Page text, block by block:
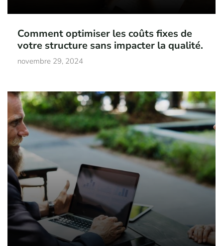
Comment optimiser les coûts fixes de
votre structure sans impacter la qualité.
novembre 29, 2024